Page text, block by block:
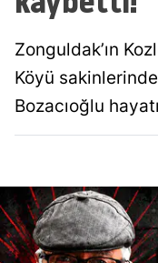
Zonguldak’ın
Köyü
Bozacıoğlu